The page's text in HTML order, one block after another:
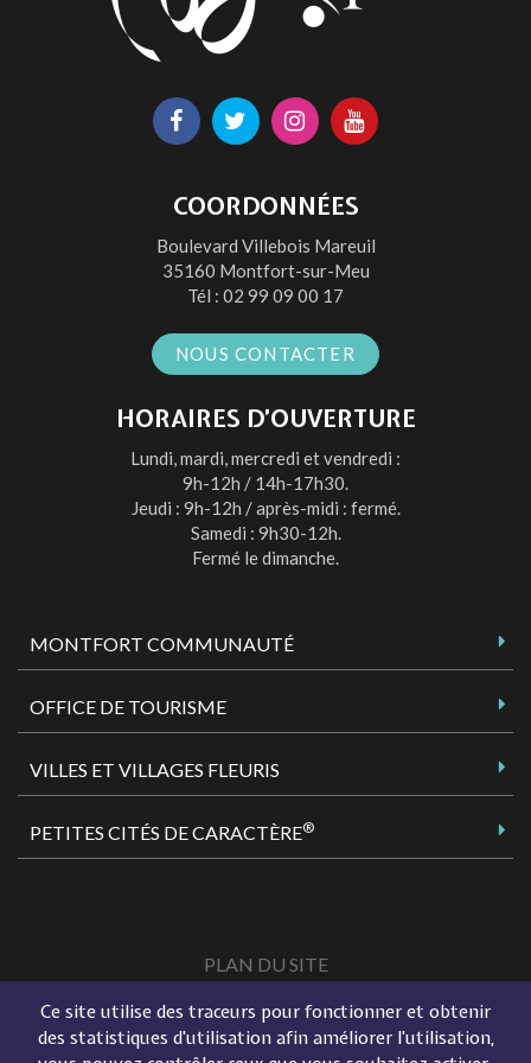
Ce site utilise des traceurs pour fonctionner et obtenir
des statistiques d'utilisation afin améliorer l'utilisation,
Lien
le
compte
Facebook
Lien
le
compte
Twitter
Lien
le
compte
Instagram
Lien
la
chaîne
Youtube
COORDONNÉES
Boulevard Villebois Mareuil
35160 Montfort-sur-Meu
Tél : 02 99 09 00 17
NOUS CONTACTER
HORAIRES D’OUVERTURE
Lundi, mardi, mercredi et vendredi :
9h-12h / 14h-17h30.
Jeudi : 9h-12h / après-midi : fermé.
Samedi : 9h30-12h.
Fermé le dimanche.
MONTFORT COMMUNAUTÉ
OFFICE DE TOURISME
VILLES ET VILLAGES FLEURIS
PETITES CITÉS DE CARACTÈRE®
PLAN DU SITE
MENTIONS LÉGALES
ACCESSIBILITÉ